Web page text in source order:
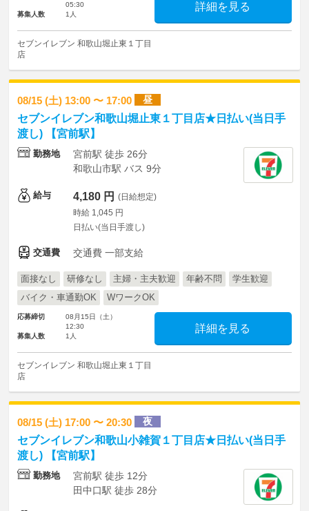
05:30
募集人数
1人
詳細を見る
セブンイレブン 和歌山堀止東１丁目
店
08/15 (土) 13:00 〜 17:00 昼
セブンイレブン和歌山堀止東１丁目店★日払い(当日手
渡し) 【宮前駅】
勤務地
宮前駅 徒歩 26分
和歌山市駅 バス 9分
給与 4,180 円 (日給想定)
時給 1,045 円
日払い(当日手渡し)
交通費 交通費 一部支給
面接なし 研修なし 主婦・主夫歓迎 年齢不問
学生歓迎
バイク・車通勤OK
WワークOK
応募締切
08月15日（土）
12:30
募集人数
1人
詳細を見る
セブンイレブン 和歌山堀止東１丁目
店
08/15 (土) 17:00 〜 20:30 夜
セブンイレブン和歌山小雑賀１丁目店★日払い(当日手
渡し) 【宮前駅】
勤務地
宮前駅 徒歩 12分
田中口駅 徒歩 28分